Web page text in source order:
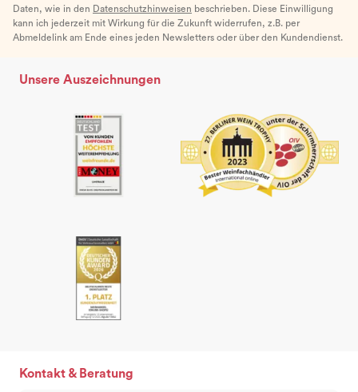
Daten, wie in den Datenschutzhinweisen beschrieben. Diese Einwilligung
kann ich jederzeit mit Wirkung für die Zukunft widerrufen, z.B. per
Abmeldelink am Ende eines jeden Newsletters oder über den Kundendienst.
Unsere Auszeichnungen
Kontakt & Beratung